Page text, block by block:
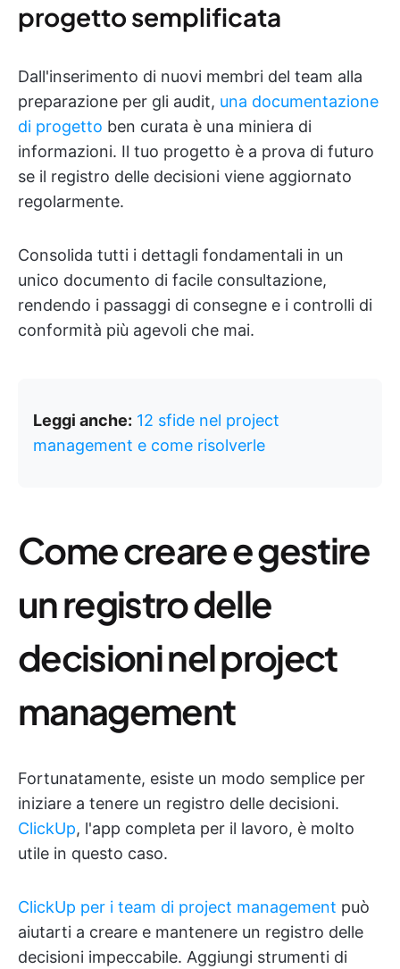
progetto semplificata
Dall'inserimento di nuovi membri del team alla
preparazione per gli audit, una documentazione
di progetto ben curata è una miniera di
informazioni. Il tuo progetto è a prova di futuro
se il registro delle decisioni viene aggiornato
regolarmente.
Consolida tutti i dettagli fondamentali in un
unico documento di facile consultazione,
rendendo i passaggi di consegne e i controlli di
conformità più agevoli che mai.
Leggi anche: 12 sfide nel project
management e come risolverle
Come creare e gestire
un registro delle
decisioni nel project
management
Fortunatamente, esiste un modo semplice per
iniziare a tenere un registro delle decisioni.
ClickUp, l'app completa per il lavoro, è molto
utile in questo caso.
ClickUp per i team di project management può
aiutarti a creare e mantenere un registro delle
decisioni impeccabile. Aggiungi strumenti di